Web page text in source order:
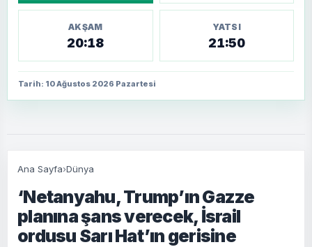
AKŞAM
20:18
YATSI
21:50
Tarih: 10 Ağustos 2026 Pazartesi
Ana Sayfa›Dünya
‘Netanyahu, Trump’ın Gazze
planına şans verecek, İsrail
ordusu Sarı Hat’ın gerisine